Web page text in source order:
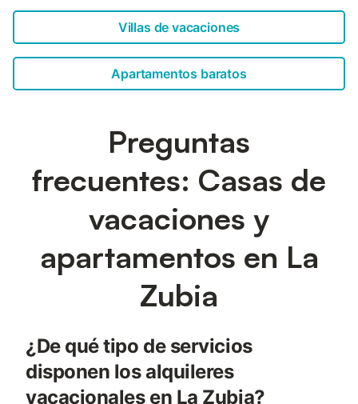
Villas de vacaciones
Apartamentos baratos
Preguntas
frecuentes: Casas de
vacaciones y
apartamentos en La
Zubia
¿De qué tipo de servicios
disponen los alquileres
vacacionales en La Zubia?